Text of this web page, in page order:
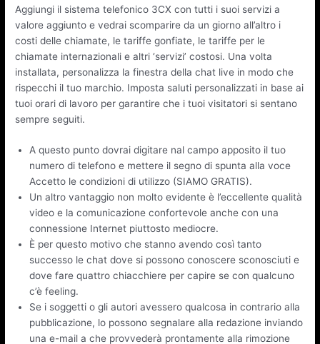
Aggiungi il sistema telefonico 3CX con tutti i suoi servizi a
valore aggiunto e vedrai scomparire da un giorno all’altro i
costi delle chiamate, le tariffe gonfiate, le tariffe per le
chiamate internazionali e altri ‘servizi’ costosi. Una volta
installata, personalizza la finestra della chat live in modo che
rispecchi il tuo marchio. Imposta saluti personalizzati in base ai
tuoi orari di lavoro per garantire che i tuoi visitatori si sentano
sempre seguiti.
A questo punto dovrai digitare nal campo apposito il tuo
numero di telefono e mettere il segno di spunta alla voce
Accetto le condizioni di utilizzo (SIAMO GRATIS).
Un altro vantaggio non molto evidente è l’eccellente qualità
video e la comunicazione confortevole anche con una
connessione Internet piuttosto mediocre.
È per questo motivo che stanno avendo così tanto
successo le chat dove si possono conoscere sconosciuti e
dove fare quattro chiacchiere per capire se con qualcuno
c’è feeling.
Se i soggetti o gli autori avessero qualcosa in contrario alla
pubblicazione, lo possono segnalare alla redazione inviando
una e-mail a che provvederà prontamente alla rimozione